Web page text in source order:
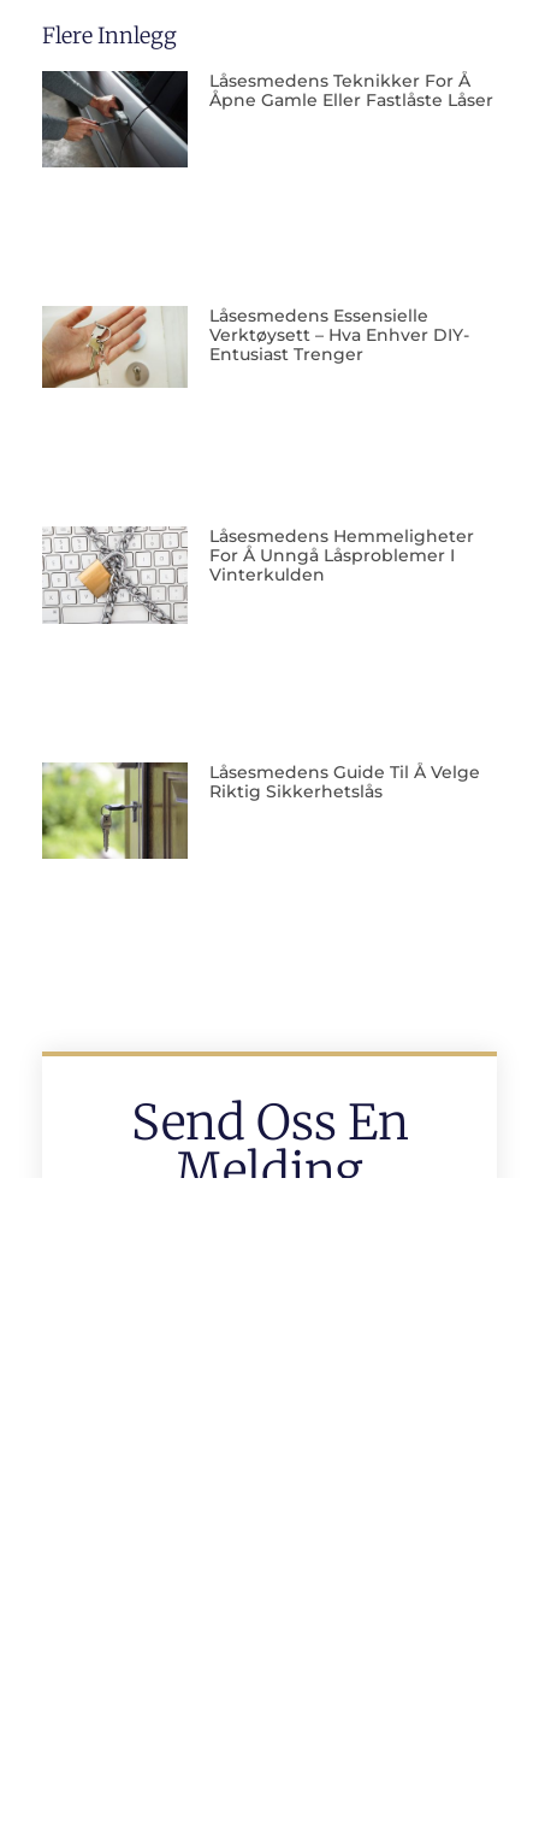
Flere Innlegg
Låsesmedens Teknikker For Å
Åpne Gamle Eller Fastlåste Låser
Låsesmedens Essensielle
Verktøysett – Hva Enhver DIY-
Entusiast Trenger
Låsesmedens Hemmeligheter
For Å Unngå Låsproblemer I
Vinterkulden
Låsesmedens Guide Til Å Velge
Riktig Sikkerhetslås
Send Oss En
Melding